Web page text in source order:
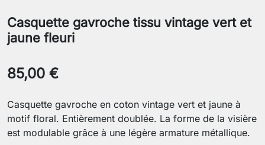
Casquette gavroche tissu vintage vert et
jaune fleuri
85,00 €
Casquette gavroche en coton vintage vert et jaune à
motif floral. Entièrement doublée. La forme de la visière
est modulable grâce à une légère armature métallique.